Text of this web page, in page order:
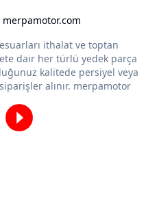
ithalat ve toptan
dair her türlü yedek parça
kalitede persiyel veya
alınır. merpamotor